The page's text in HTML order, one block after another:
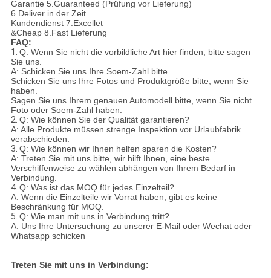
Garantie 5.Guaranteed (Prüfung vor Lieferung)
6.Deliver in der Zeit
Kundendienst 7.Excellet
&Cheap 8.Fast Lieferung
FAQ:
1. Q: Wenn Sie nicht die vorbildliche Art hier finden, bitte sagen
Sie uns.
A: Schicken Sie uns Ihre Soem-Zahl bitte.
Schicken Sie uns Ihre Fotos und Produktgröße bitte, wenn Sie
haben.
Sagen Sie uns Ihrem genauen Automodell bitte, wenn Sie nicht
Foto oder Soem-Zahl haben.
2. Q: Wie können Sie der Qualität garantieren?
A: Alle Produkte müssen strenge Inspektion vor Urlaubfabrik
verabschieden.
3. Q: Wie können wir Ihnen helfen sparen die Kosten?
A: Treten Sie mit uns bitte, wir hilft Ihnen, eine beste
Verschiffenweise zu wählen abhängen von Ihrem Bedarf in
Verbindung.
4. Q: Was ist das MOQ für jedes Einzelteil?
A: Wenn die Einzelteile wir Vorrat haben, gibt es keine
Beschränkung für MOQ.
5. Q: Wie man mit uns in Verbindung tritt?
A: Uns Ihre Untersuchung zu unserer E-Mail oder Wechat oder
Whatsapp schicken
Treten Sie mit uns in Verbindung: